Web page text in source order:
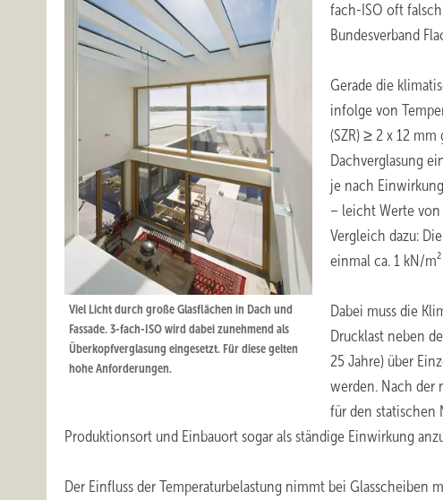
Viel Licht durch große Glasflächen in Dach und
Fassade. 3-fach-ISO wird dabei zunehmend als
Überkopfverglasung eingesetzt. Für diese gelten
hohe Anforderungen.
fach-ISO oft
Bundesverband
Gerade die
infolge von
(SZR) ≥ 2 x 12
Dachverglasung
je nach
– leicht Werte von
Vergleich dazu:
einmal ca. 1 kN/
Dabei muss die
Drucklast neben
25 Jahre) über
werden. Nach der
für den statischen
Produktionsort und Einbauort sogar als ständige Einwirkung
Der Einfluss der Temperaturbelastung nimmt bei